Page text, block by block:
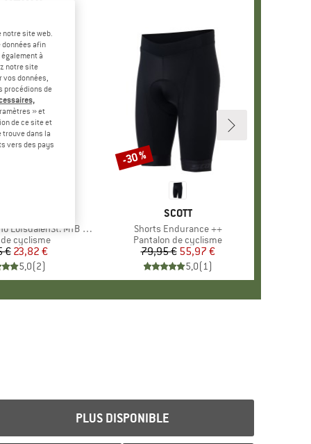
MTB S/S
group
cyclisme
Prix
€Prix réduit
23,82 €
5,0(2)
MARQUE
SCOTT
Article
Shorts Endurance ++
Product group
Pantalon de cyclisme
Prix
79,95 € Prix réduit
55,97 €
5,0(1)
Remise
-30 %
PLUS DISPONIBLE
site web.
afin
à
notre site
données,
procédions de
» et
de ce site et
trouve dans la
vers des pays